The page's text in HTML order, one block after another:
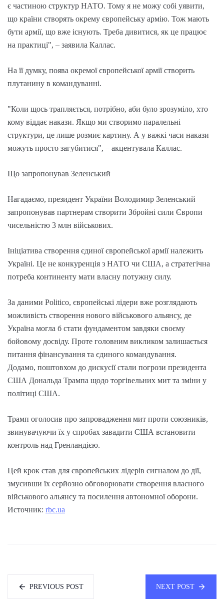
є частиною структур НАТО. Тому я не можу собі уявити,
що країни створять окрему європейську армію. Тож мають
бути армії, що вже існують. Треба дивитися, як це працює
на практиці", – заявила Каллас.
На її думку, поява окремої європейської армії створить
плутанину в командуванні.
"Коли щось трапляється, потрібно, аби було зрозуміло, хто
кому віддає накази. Якщо ми створимо паралельні
структури, це лише розмиє картину. А у важкі часи накази
можуть просто загубитися", – акцентувала Каллас.
Що запропонував Зеленський
Нагадаємо, президент України Володимир Зеленський
запропонував партнерам створити Збройні сили Європи
чисельністю 3 млн військових.
Ініціатива створення єдиної європейської армії належить
Україні. Це не конкуренція з НАТО чи США, а стратегічна
потреба континенту мати власну потужну силу.
За даними Politico, європейські лідери вже розглядають
можливість створення нового військового альянсу, де
Україна могла б стати фундаментом завдяки своєму
бойовому досвіду. Проте головним викликом залишається
питання фінансування та єдиного командування.
Додамо, поштовхом до дискусії стали погрози президента
США Дональда Трампа щодо торгівельних мит та зміни у
політиці США.
Трамп оголосив про запровадження мит проти союзників,
звинувачуючи їх у спробах завадити США встановити
контроль над Гренландією.
Цей крок став для європейських лідерів сигналом до дії,
змусивши їх серйозно обговорювати створення власного
військового альянсу та посилення автономної оборони.
Источник: rbc.ua
PREVIOUS POST NEXT POST